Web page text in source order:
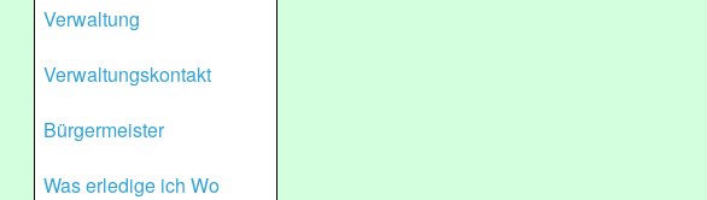
Verwaltung
Verwaltungskontakt
Bürgermeister
Was erledige ich Wo